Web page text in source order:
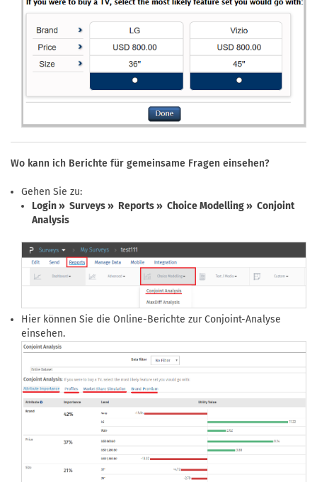
Wo kann ich Berichte für gemeinsame Fragen einsehen?
Gehen Sie zu:
Login » Surveys » Reports » Choice Modelling » Conjoint
Analysis
Hier können Sie die Online-Berichte zur Conjoint-Analyse
einsehen.